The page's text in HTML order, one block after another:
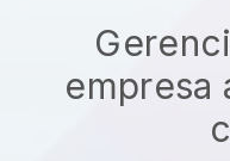
empresa